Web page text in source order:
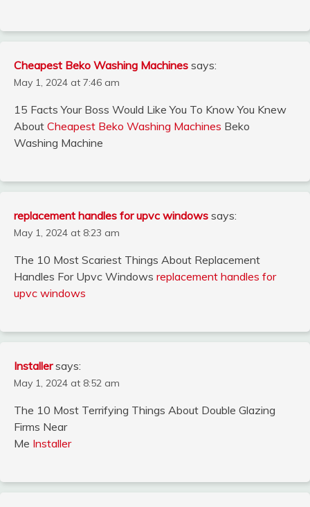
Cheapest Beko Washing Machines says:
May 1, 2024 at 7:46 am
15 Facts Your Boss Would Like You To Know You Knew
About Cheapest Beko Washing Machines Beko
Washing Machine
replacement handles for upvc windows says:
May 1, 2024 at 8:23 am
The 10 Most Scariest Things About Replacement
Handles For Upvc Windows replacement handles for
upvc windows
Installer says:
May 1, 2024 at 8:52 am
The 10 Most Terrifying Things About Double Glazing
Firms Near
Me Installer